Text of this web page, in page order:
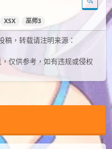
XSX 巫师3
稿，转载请注明来源：
仅供参考，如有违规或侵权